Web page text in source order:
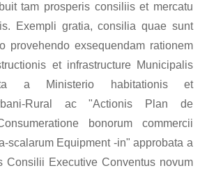
tam prosperis consiliis et mercatu
Exempli gratia, consilia quae sunt
provehendo exsequendam rationem
et infrastructure Municipalis
a Ministerio habitationis et
Rural ac "Actionis Plan de
bonorum commercii
scalarum Equipment -in" approbata a
Consilii Executive Conventus novum